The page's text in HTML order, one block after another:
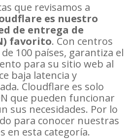
que revisamos a
es nuestro
de entrega de
favorito. Con centros
100 países, garantiza el
para su sitio web al
baja latencia y
Cloudflare es solo
que pueden funcionar
sus necesidades. Por lo
para conocer nuestras
en esta categoría.